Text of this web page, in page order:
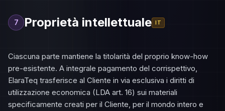
7 Proprietà intellettuale IT
Ciascuna parte mantiene la titolarità del proprio know-how
pre-esistente. A integrale pagamento del corrispettivo,
ElaraTeq trasferisce al Cliente in via esclusiva i diritti di
utilizzazione economica (LDA art. 16) sui materiali
specificamente creati per il Cliente, per il mondo intero e